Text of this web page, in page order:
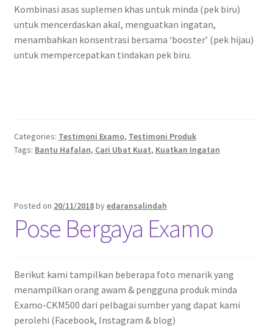
Kombinasi asas suplemen khas untuk minda (pek biru)
untuk mencerdaskan akal, menguatkan ingatan,
menambahkan konsentrasi bersama ‘booster’ (pek hijau)
untuk mempercepatkan tindakan pek biru.
Categories: Testimoni Examo, Testimoni Produk
Tags: Bantu Hafalan, Cari Ubat Kuat, Kuatkan Ingatan
Posted on 20/11/2018byedaransalindah
Pose Bergaya Examo
Berikut kami tampilkan beberapa foto menarik yang
menampilkan orang awam & pengguna produk minda
Examo-CKM500 dari pelbagai sumber yang dapat kami
perolehi (Facebook, Instagram & blog)